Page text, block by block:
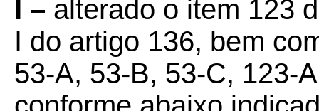
I – alterado o item 123
I do artigo 136, bem
53-A, 53-B, 53-C, 123-